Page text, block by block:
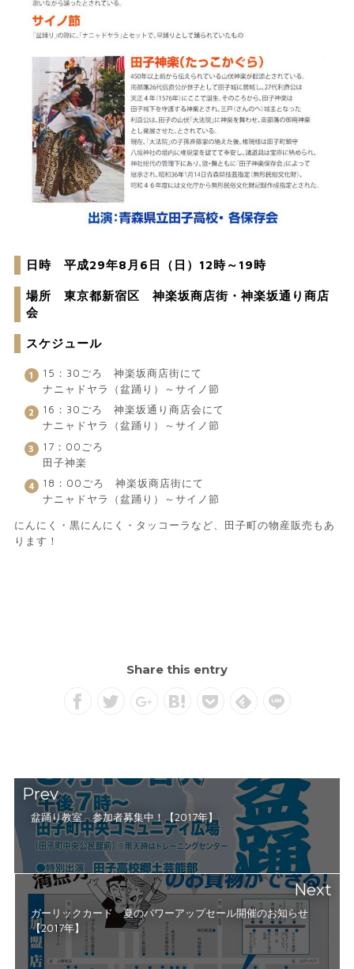
日時 平成29年8月6日（日）12時～19時
場所 東京都新宿区 神楽坂商店街・神楽坂通り商店
会
スケジュール
15：30ごろ 神楽坂商店街にて
ナニャドヤラ（盆踊り）～サイノ節
16：30ごろ 神楽坂通り商店会にて
ナニャドヤラ（盆踊り）～サイノ節
17：00ごろ
田子神楽
18：00ごろ 神楽坂商店街にて
ナニャドヤラ（盆踊り）～サイノ節
にんにく・黒にんにく・タッコーラなど、田子町の物産販売もあ
ります！
Share this entry
Prev
盆踊り教室 参加者募集中！【2017年】
Next
ガーリックカード 夏のパワーアップセール開催のお知らせ
【2017年】